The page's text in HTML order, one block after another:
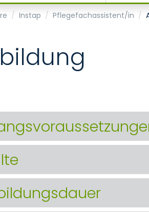
Instap Pflegefachassistent/in